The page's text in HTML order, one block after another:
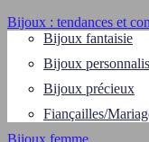
Bijoux : tendances et
Bijoux fantaisie
Bijoux
Bijoux précieux
Fiançailles/
Bijoux femme